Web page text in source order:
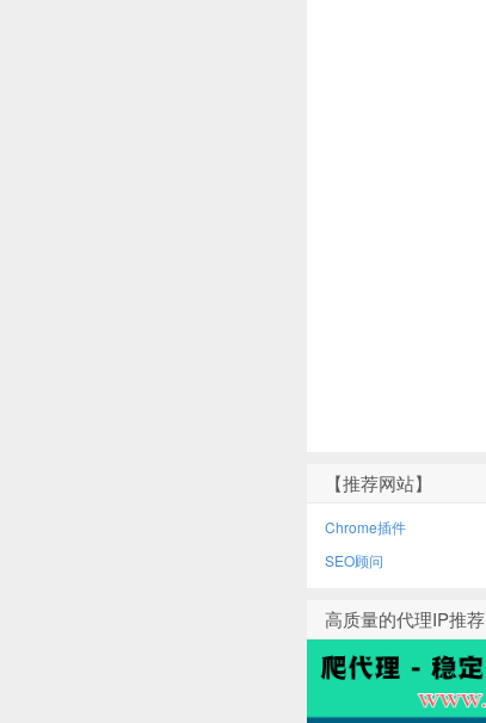
【推荐网站】
Chrome插件
SEO顾问
高质量的代理IP推荐